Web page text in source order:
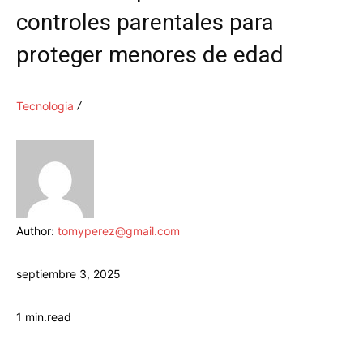
controles parentales para
proteger menores de edad
Tecnologia
Author: tomyperez@gmail.com
septiembre 3, 2025
1 min.read